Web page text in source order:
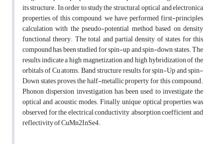
its structure. In order to study the structural, optical and electronica
properties of this compound, we have performed first-principles
calculation with the pseudo-potential method based on density
functional theory. The total and partial density of states for this
compound has been studied for spin-up and spin-down states. The
results indicate a high magnetization and high hybridization of the
orbitals of Cu atoms. Band structure results for spin-Up and spin-
Down states proves the half-metallic property for this compound.
Phonon dispersion investigation has been used to investigate the
optical and acoustic modes. Finally, unique optical properties was
observed for the electrical conductivity, absorption coefficient and
reflectivity of CuMn2InSe4.